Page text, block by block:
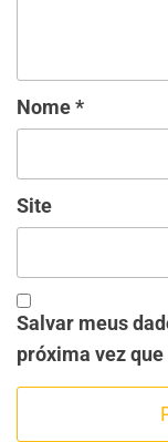
Nome*
Site
Salvar meus
próxima vez